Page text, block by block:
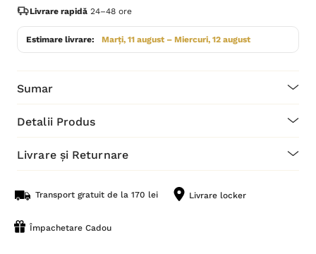
Livrare rapidă 24–48 ore
Estimare livrare: Marți, 11 august – Miercuri, 12 august
Sumar
Detalii Produs
Livrare și Returnare
Transport gratuit de la 170 lei Livrare locker
Împachetare Cadou